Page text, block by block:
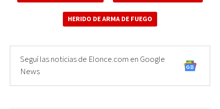
HERIDO DE ARMA DE FUEGO
Seguí las noticias de Elonce.com en Google
News